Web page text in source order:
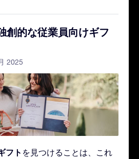
創的な従業員向けギフ
2025
フト を見つけることは、これ